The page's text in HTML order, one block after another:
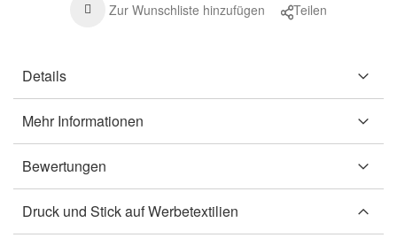
Zur Wunschliste hinzufügen Teilen
Details
Mehr Informationen
Bewertungen
Druck und Stick auf Werbetextilien